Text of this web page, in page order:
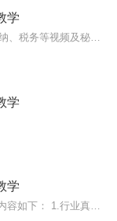
学
学
学